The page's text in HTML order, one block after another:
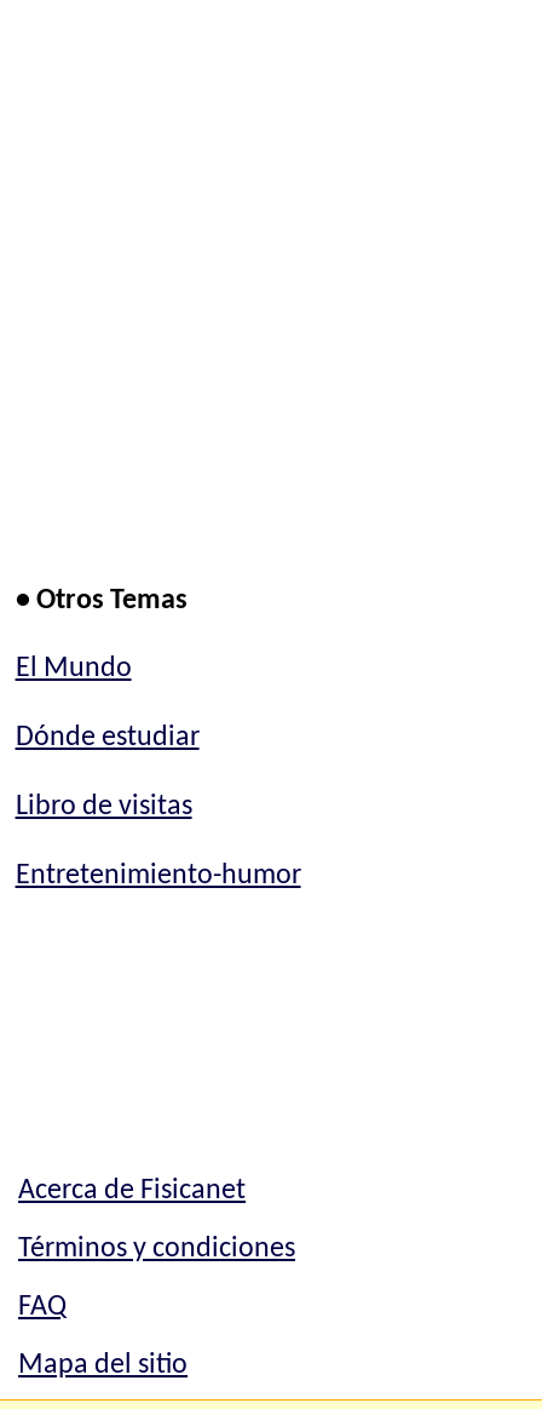
• Otros Temas
El Mundo
Dónde estudiar
Libro de visitas
Entretenimiento-humor
Acerca de Fisicanet
Términos y condiciones
FAQ
Mapa del sitio